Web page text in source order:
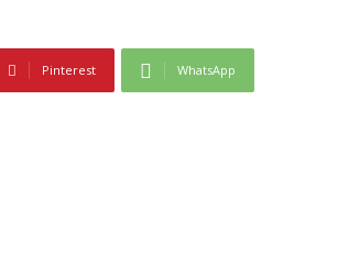
Pinterest WhatsApp